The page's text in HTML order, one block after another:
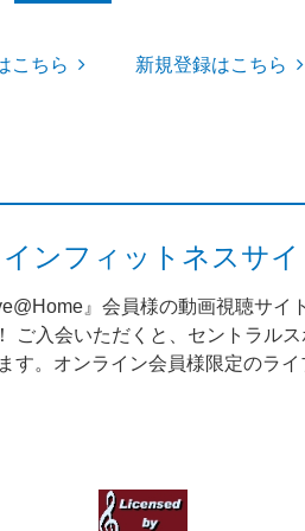
こちら 新規登録はこちら
ンフィットネスサイ
』会員様の動画視聴サイ
入会いただくと、セントラル
。オンライン会員様限定のラ